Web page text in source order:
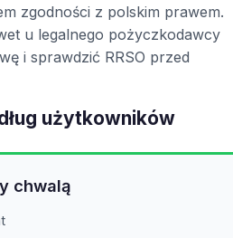
zgodności z polskim prawem.
u legalnego pożyczkodawcy
i sprawdzić RRSO przed
użytkowników
chwalą